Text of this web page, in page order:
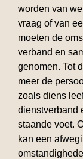
worden van
vraag of van
moeten de
verband en
genomen. Tot
meer de
zoals diens
dienstverband
staande voet.
kan een